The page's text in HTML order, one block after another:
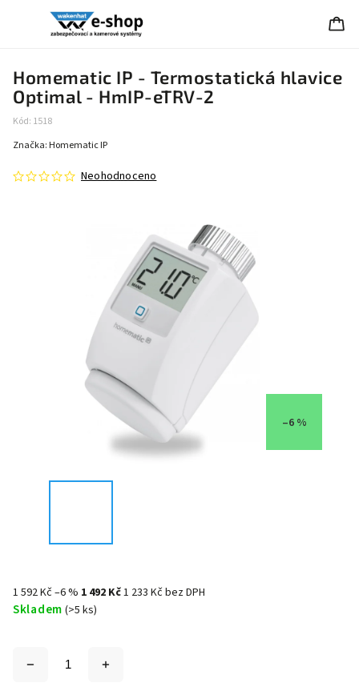
Homematic IP - Termostatická hlavice
Optimal - HmIP-eTRV-2
Kód: 1518
Neohodnoceno
Značka: Homematic IP
–6 %
1 592 Kč–6 % 1 492 Kč1 233 Kč bez DPH
Skladem (>5 ks)